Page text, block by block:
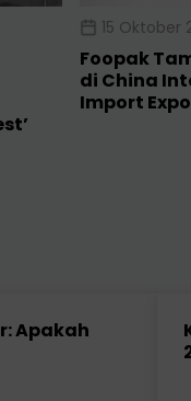
15 Oktober
Foopak
di China
Import
Apakah